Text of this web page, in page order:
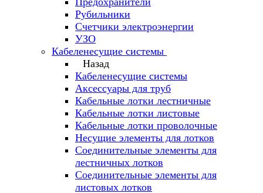
Рубильники
Счетчики электроэнергии
УЗО
Кабеленесущие системы
Назад
Кабеленесущие системы
Аксессуары для труб
Кабельные лотки лестничные
Кабельные лотки листовые
Кабельные лотки проволочные
Несущие элементы для лотков
Соединительные элементы для
лестничных лотков
Соединительные элементы для
листовых лотков